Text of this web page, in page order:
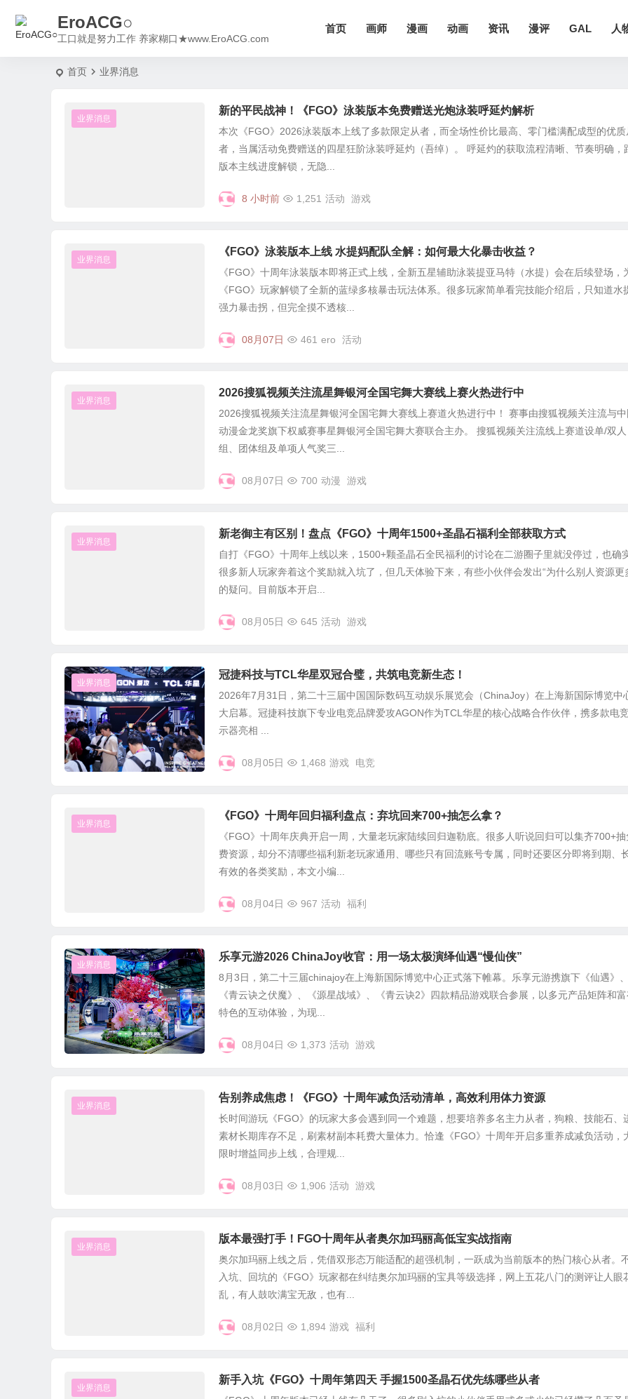
EroACG○
工口就是努力工作 养家糊口★www.EroACG.com
首页 画师 漫画 动画 资讯 漫评 GAL 人
首页 业界消息
业界消息
新的平民战神！《FGO》泳装版本免费赠送光炮泳装呼延灼解析
本次《FGO》2026泳装版本上线了多款限定从者，而全场性价比最高、零门槛满配成型的优质
者，当属活动免费赠送的四星狂阶泳装呼延灼（吾绰）。 呼延灼的获取流程清晰、节奏明确，
版本主线进度解锁，无隐...
8 小时前 1,251 活动 游戏
业界消息
《FGO》泳装版本上线 水提妈配队全解：如何最大化暴击收益？
《FGO》十周年泳装版本即将正式上线，全新五星辅助泳装提亚马特（水提）会在后续登场，
《FGO》玩家解锁了全新的蓝绿多核暴击玩法体系。很多玩家简单看完技能介绍后，只知道水
强力暴击拐，但完全摸不透核...
08月07日 461 ero 活动
业界消息
2026搜狐视频关注流星舞银河全国宅舞大赛线上赛火热进行中
2026搜狐视频关注流星舞银河全国宅舞大赛线上赛道火热进行中！ 赛事由搜狐视频关注流与中
动漫金龙奖旗下权威赛事星舞银河全国宅舞大赛联合主办。 搜狐视频关注流线上赛道设单/双人
组、团体组及单项人气奖三...
08月07日 700 动漫 游戏
业界消息
新老御主有区别！盘点《FGO》十周年1500+圣晶石福利全部获取方式
自打《FGO》十周年上线以来，1500+颗圣晶石全民福利的讨论在二游圈子里就没停过，也确
很多新人玩家奔着这个奖励就入坑了，但几天体验下来，有些小伙伴会发出“为什么别人资源更
的疑问。目前版本开启...
08月05日 645 活动 游戏
业界消息
冠捷科技与TCL华星双冠合璧，共筑电竞新生态！
2026年7月31日，第二十三届中国国际数码互动娱乐展览会（ChinaJoy）在上海新国际博览中
大启幕。冠捷科技旗下专业电竞品牌爱攻AGON作为TCL华星的核心战略合作伙伴，携多款电
示器亮相 ...
08月05日 1,468 游戏 电竞
业界消息
《FGO》十周年回归福利盘点：弃坑回来700+抽怎么拿？
《FGO》十周年庆典开启一周，大量老玩家陆续回归迦勒底。很多人听说回归可以集齐700+抽
费资源，却分不清哪些福利新老玩家通用、哪些只有回流账号专属，同时还要区分即将到期、
有效的各类奖励，本文小编...
08月04日 967 活动 福利
业界消息
乐享元游2026 ChinaJoy收官：用一场太极演绎仙遇“慢仙侠”
8月3日，第二十三届chinajoy在上海新国际博览中心正式落下帷幕。乐享元游携旗下《仙遇》、
《青云诀之伏魔》、《源星战域》、《青云诀2》四款精品游戏联合参展，以多元产品矩阵和
特色的互动体验，为现...
08月04日 1,373 活动 游戏
业界消息
告别养成焦虑！《FGO》十周年减负活动清单，高效利用体力资源
长时间游玩《FGO》的玩家大多会遇到同一个难题，想要培养多名主力从者，狗粮、技能石、
素材长期库存不足，刷素材副本耗费大量体力。恰逢《FGO》十周年开启多重养成减负活动，
限时增益同步上线，合理规...
08月03日 1,906 活动 游戏
业界消息
版本最强打手！FGO十周年从者奥尔加玛丽高低宝实战指南
奥尔加玛丽上线之后，凭借双形态万能适配的超强机制，一跃成为当前版本的热门核心从者。
入坑、回坑的《FGO》玩家都在纠结奥尔加玛丽的宝具等级选择，网上五花八门的测评让人眼
乱，有人鼓吹满宝无敌，也有...
08月02日 1,894 游戏 福利
业界消息
新手入坑《FGO》十周年第四天 手握1500圣晶石优先练哪些从者